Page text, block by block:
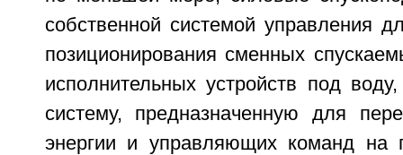
собственной системой управления
позиционирования сменных
исполнительных устройств под
систему, предназначенную для
энергии и управляющих команд на